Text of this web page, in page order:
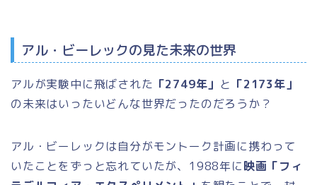
アル・ビーレックの見た未来の世界
アルが実験中に飛ばされた 「2749年」 と 「2173年」
の未来はいったいどんな世界だったのだろうか？
アル・ビーレックは自分がモントーク計画に携わって
いたことをずっと忘れていたが、1988年に映画「フィ